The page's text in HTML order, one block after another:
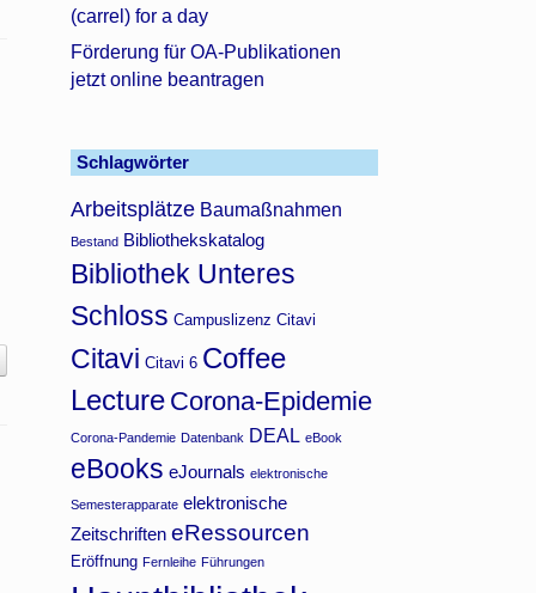
(carrel) for a day
Förderung für OA-Publikationen
jetzt online beantragen
Schlagwörter
Arbeitsplätze Baumaßnahmen
Bestand Bibliothekskatalog
Bibliothek Unteres
Schloss Campuslizenz Citavi
Citavi Citavi 6 Coffee
Lecture Corona-Epidemie
Corona-Pandemie Datenbank DEAL eBook
eBooks eJournals elektronische
Semesterapparate elektronische
Zeitschriften eRessourcen
Eröffnung Fernleihe Führungen